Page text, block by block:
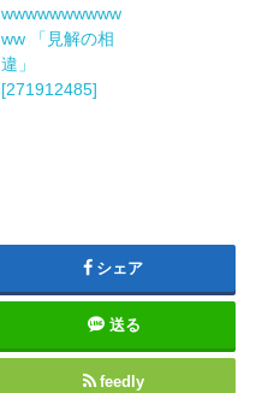
wwwwwwwwww
ww 「見解の相
違」
[271912485]
シェア
送る
feedly